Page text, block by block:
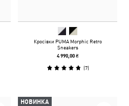
Кросівки PUMA Morphic Retro
Sneakers
4 990,00 ₴
(7)
НОВИНКА